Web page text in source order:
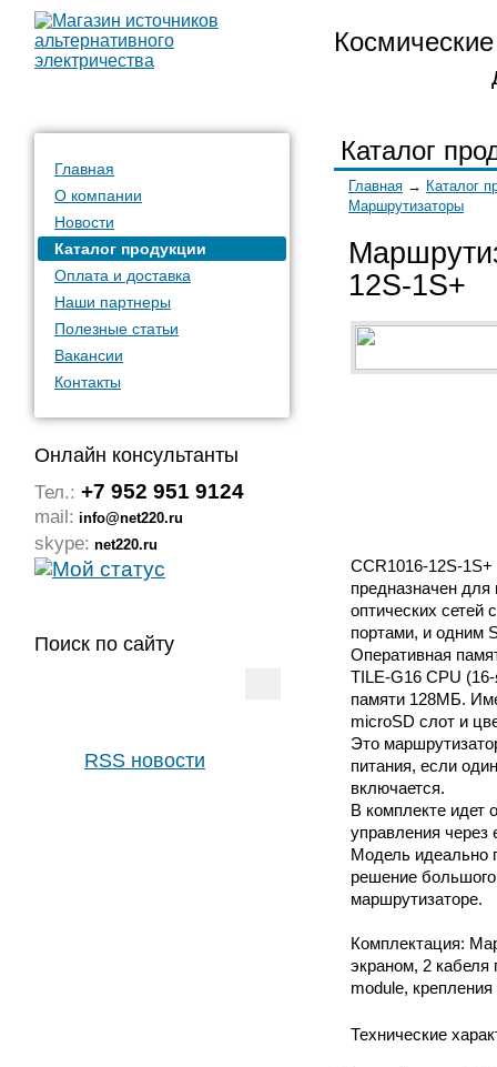
Главная
О компании
Новости
Каталог продукции
Оплата и доставка
Наши партнеры
Полезные статьи
Вакансии
Контакты
Онлайн консультанты
Тел.: +7 952 951 9124
mail: info@net220.ru
skype: net220.ru
Поиск по сайту
RSS новости
Каталог
Главная → Каталог
Маршрутизаторы
12S-1S+
CCR1016-12S-
предназначен для
оптических сетей
портами, и одним
Оперативная
TILE-G16 CPU
памяти 128МБ.
microSD слот и
Это
питания, если
включается.
В комплекте идет
управления через
Модель идеально
решение
маршрутизаторе.
Комплектация:
экраном, 2 кабеля
module,
Технические